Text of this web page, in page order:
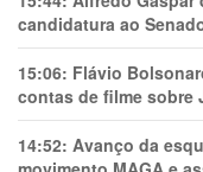
candidatura ao
15:06: Flávio
contas de filme sobre
14:52: Avanço da